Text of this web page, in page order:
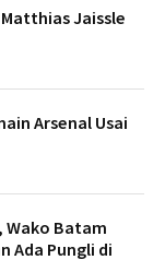
Jaissle
Arsenal Usai
Wako Batam
Ada Pungli di